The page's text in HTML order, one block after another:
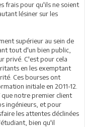
frais pour qu'ils ne soient
lésiner sur les
supérieur au sein de
tout d'un bien public,
privé. C'est pour cela
en les exemptant
Ces bourses ont
initiale en 2011-12.
que notre premier client
ingénieurs, et pour
les attentes déclinées
bien qu'il